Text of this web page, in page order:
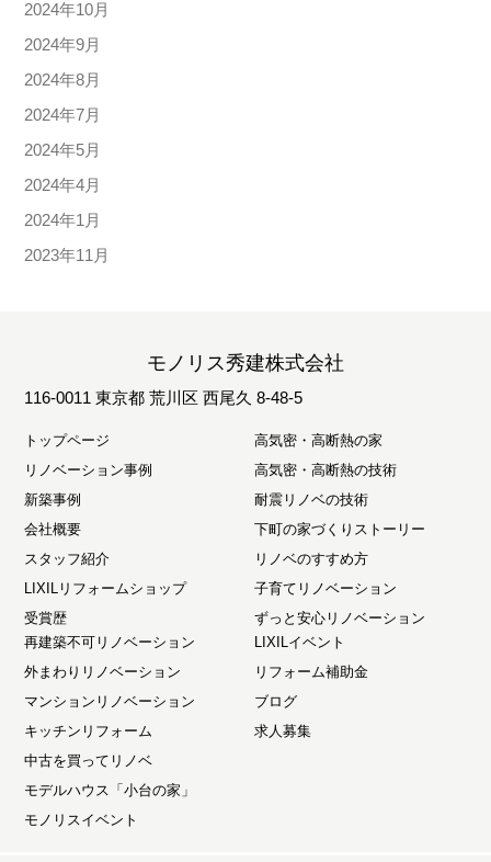
2024年10月
2024年9月
2024年8月
2024年7月
2024年5月
2024年4月
2024年1月
2023年11月
モノリス秀建株式会社
116-0011 東京都 荒川区 西尾久 8-48-5
トップページ
リノベーション事例
新築事例
会社概要
スタッフ紹介
LIXILリフォームショップ
受賞歴
高気密・高断熱の家
高気密・高断熱の技術
耐震リノベの技術
下町の家づくりストーリー
リノベのすすめ方
子育てリノベーション
ずっと安心リノベーション
再建築不可リノベーション
外まわりリノベーション
マンションリノベーション
キッチンリフォーム
中古を買ってリノベ
モデルハウス「小台の家」
モノリスイベント
LIXILイベント
リフォーム補助金
ブログ
求人募集